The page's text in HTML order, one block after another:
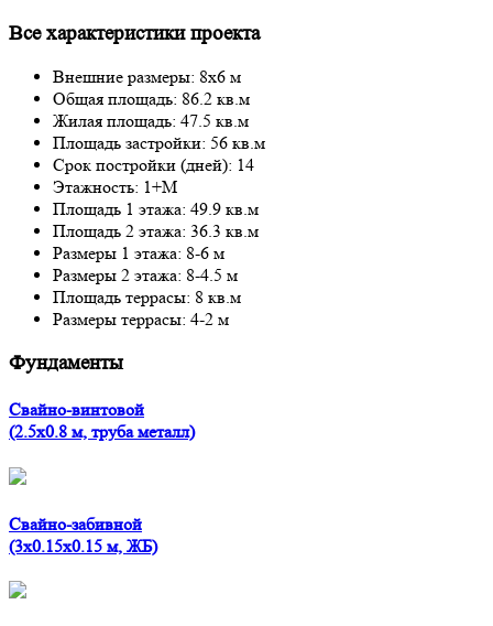
Все характеристики проекта
Внешние размеры: 8x6 м
Общая площадь: 86.2 кв.м
Жилая площадь: 47.5 кв.м
Площадь застройки: 56 кв.м
Срок постройки (дней): 14
Этажность: 1+М
Площадь 1 этажа: 49.9 кв.м
Площадь 2 этажа: 36.3 кв.м
Размеры 1 этажа: 8-6 м
Размеры 2 этажа: 8-4.5 м
Площадь террасы: 8 кв.м
Размеры террасы: 4-2 м
Фундаменты
Свайно-винтовой
(2.5x0.8 м, труба металл)
Свайно-забивной
(3x0.15x0.15 м, ЖБ)